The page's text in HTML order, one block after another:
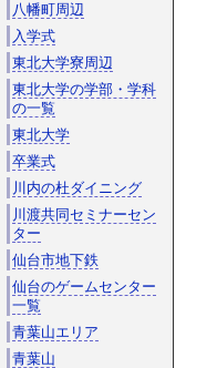
八幡町周辺
入学式
東北大学寮周辺
東北大学の学部・学科
の一覧
東北大学
卒業式
川内の杜ダイニング
川渡共同セミナーセン
ター
仙台市地下鉄
仙台のゲームセンター
一覧
青葉山エリア
青葉山